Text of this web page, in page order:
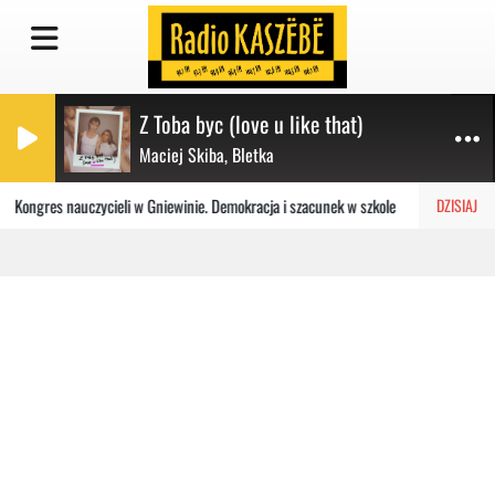
Z Toba byc (love u like that)
Maciej Skiba, Bletka
DZISIAJ
Kongres nauczycieli w Gniewinie. Demokracja i szacunek w szkole